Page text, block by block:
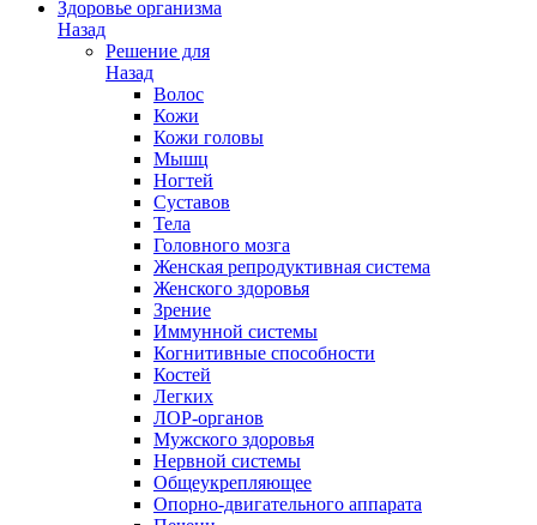
Здоровье организма
Назад
Решение для
Назад
Волос
Кожи
Кожи головы
Мышц
Ногтей
Суставов
Тела
Головного мозга
Женская репродуктивная система
Женского здоровья
Зрение
Иммунной системы
Когнитивные способности
Костей
Легких
ЛОР-органов
Мужского здоровья
Нервной системы
Общеукрепляющее
Опорно-двигательного аппарата